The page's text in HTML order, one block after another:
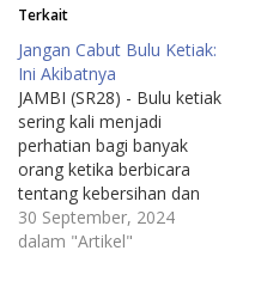
Terkait
Jangan Cabut Bulu Ketiak:
Ini Akibatnya
JAMBI (SR28) - Bulu ketiak
sering kali menjadi
perhatian bagi banyak
orang ketika berbicara
tentang kebersihan dan
penampilan. Di tengah
upaya untuk menjaga
30 September, 2024
dalam "Artikel"